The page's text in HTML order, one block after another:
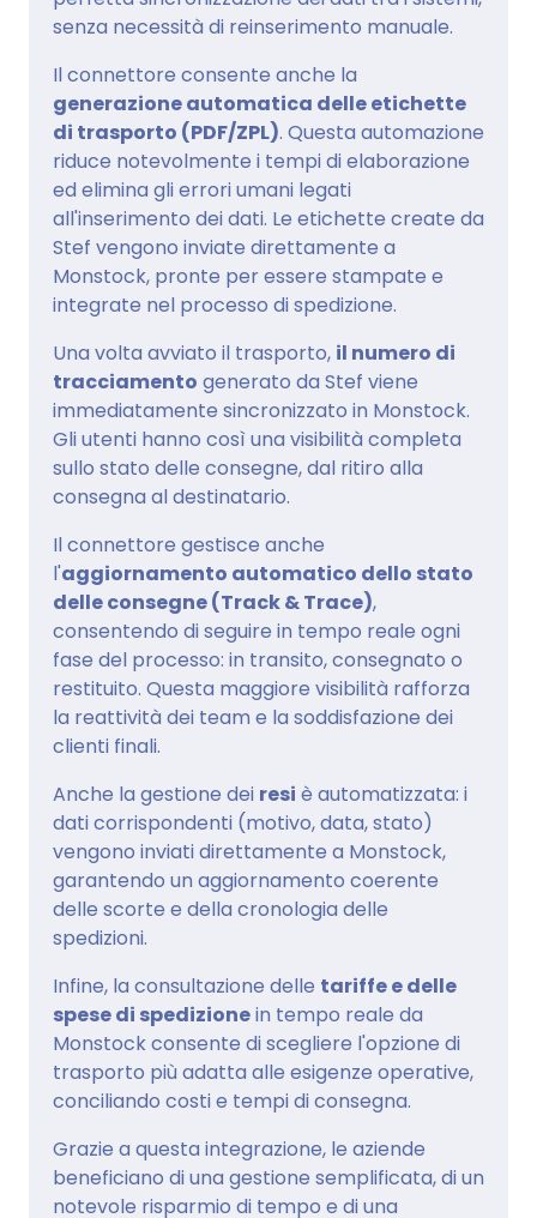
senza necessità di reinserimento manuale.
Il connettore consente anche la
generazione automatica delle etichette
di trasporto (PDF/ZPL). Questa automazione
riduce notevolmente i tempi di elaborazione
ed elimina gli errori umani legati
all'inserimento dei dati. Le etichette create da
Stef vengono inviate direttamente a
Monstock, pronte per essere stampate e
integrate nel processo di spedizione.
Una volta avviato il trasporto, il numero di
tracciamento generato da Stef viene
immediatamente sincronizzato in Monstock.
Gli utenti hanno così una visibilità completa
sullo stato delle consegne, dal ritiro alla
consegna al destinatario.
Il connettore gestisce anche
l'aggiornamento automatico dello stato
delle consegne (Track & Trace),
consentendo di seguire in tempo reale ogni
fase del processo: in transito, consegnato o
restituito. Questa maggiore visibilità rafforza
la reattività dei team e la soddisfazione dei
clienti finali.
Anche la gestione dei resi è automatizzata: i
dati corrispondenti (motivo, data, stato)
vengono inviati direttamente a Monstock,
garantendo un aggiornamento coerente
delle scorte e della cronologia delle
spedizioni.
Infine, la consultazione delle tariffe e delle
spese di spedizionein tempo reale da
Monstock consente di scegliere l'opzione di
trasporto più adatta alle esigenze operative,
conciliando costi e tempi di consegna.
Grazie a questa integrazione, le aziende
beneficiano di una gestione semplificata, di un
notevole risparmio di tempo e di una